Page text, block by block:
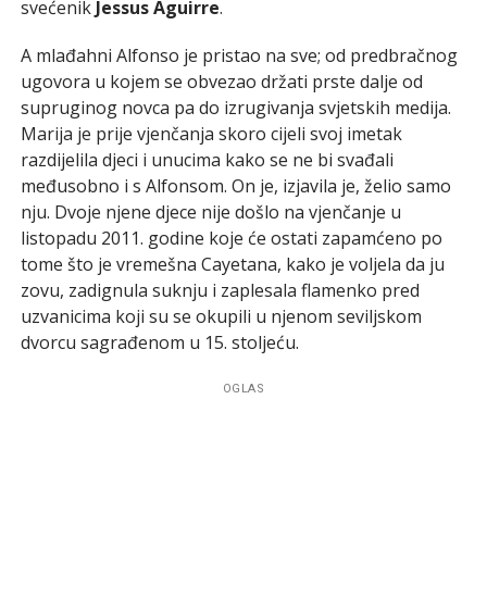
svećenik Jessus Aguirre.
A mlađahni Alfonso je pristao na sve; od predbračnog
ugovora u kojem se obvezao držati prste dalje od
supruginog novca pa do izrugivanja svjetskih medija.
Marija je prije vjenčanja skoro cijeli svoj imetak
razdijelila djeci i unucima kako se ne bi svađali
međusobno i s Alfonsom. On je, izjavila je, želio samo
nju. Dvoje njene djece nije došlo na vjenčanje u
listopadu 2011. godine koje će ostati zapamćeno po
tome što je vremešna Cayetana, kako je voljela da ju
zovu, zadignula suknju i zaplesala flamenko pred
uzvanicima koji su se okupili u njenom seviljskom
dvorcu sagrađenom u 15. stoljeću.
OGLAS